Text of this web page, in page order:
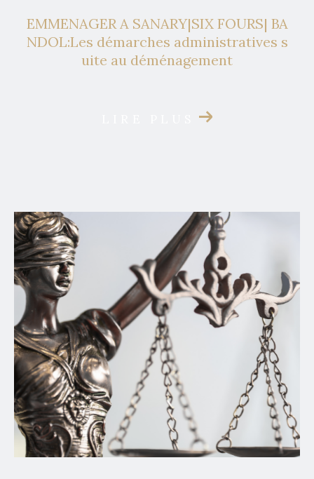
EMMENAGER A SANARY|SIX FOURS| BA
NDOL:Les démarches administratives s
uite au déménagement